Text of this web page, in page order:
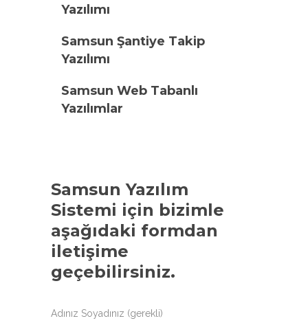
Yazılımı
Samsun Şantiye Takip
Yazılımı
Samsun Web Tabanlı
Yazılımlar
Samsun Yazılım
Sistemi için bizimle
aşağıdaki formdan
iletişime
geçebilirsiniz.
Adınız Soyadınız (gerekli)